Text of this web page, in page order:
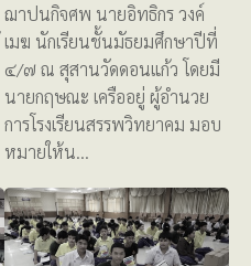
ฌาปนกิจศพ นายอิทธิกร วงค์
เมฆ นักเรียนชั้นมัธยมศึกษาปีที่
๔/๗ ณ สุสานวัดดอนแก้ว โดยมี
นายกฤษณะ เครืออยู่ ผู้อำนวย
การโรงเรียนสรรพวิทยาคม มอบ
หมายให้น…